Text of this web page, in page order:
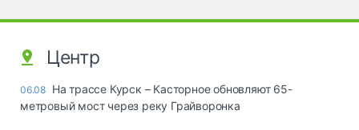
Центр
06.08 На трассе Курск – Касторное обновляют 65-
метровый мост через реку Грайворонка